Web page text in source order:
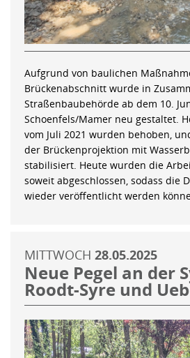
Aufgrund von baulichen
Brückenabschnitt wurde in
Straßenbaubehörde ab dem 10.
Schoenfels/Mamer neu gestaltet.
vom Juli 2021 wurden behoben,
der Brückenprojektion mit
stabilisiert. Heute wurden die
soweit abgeschlossen, sodass die
wieder veröffentlicht werden
MITTWOCH 28.05.2025
Neue Pegel an der
Roodt-Syre und